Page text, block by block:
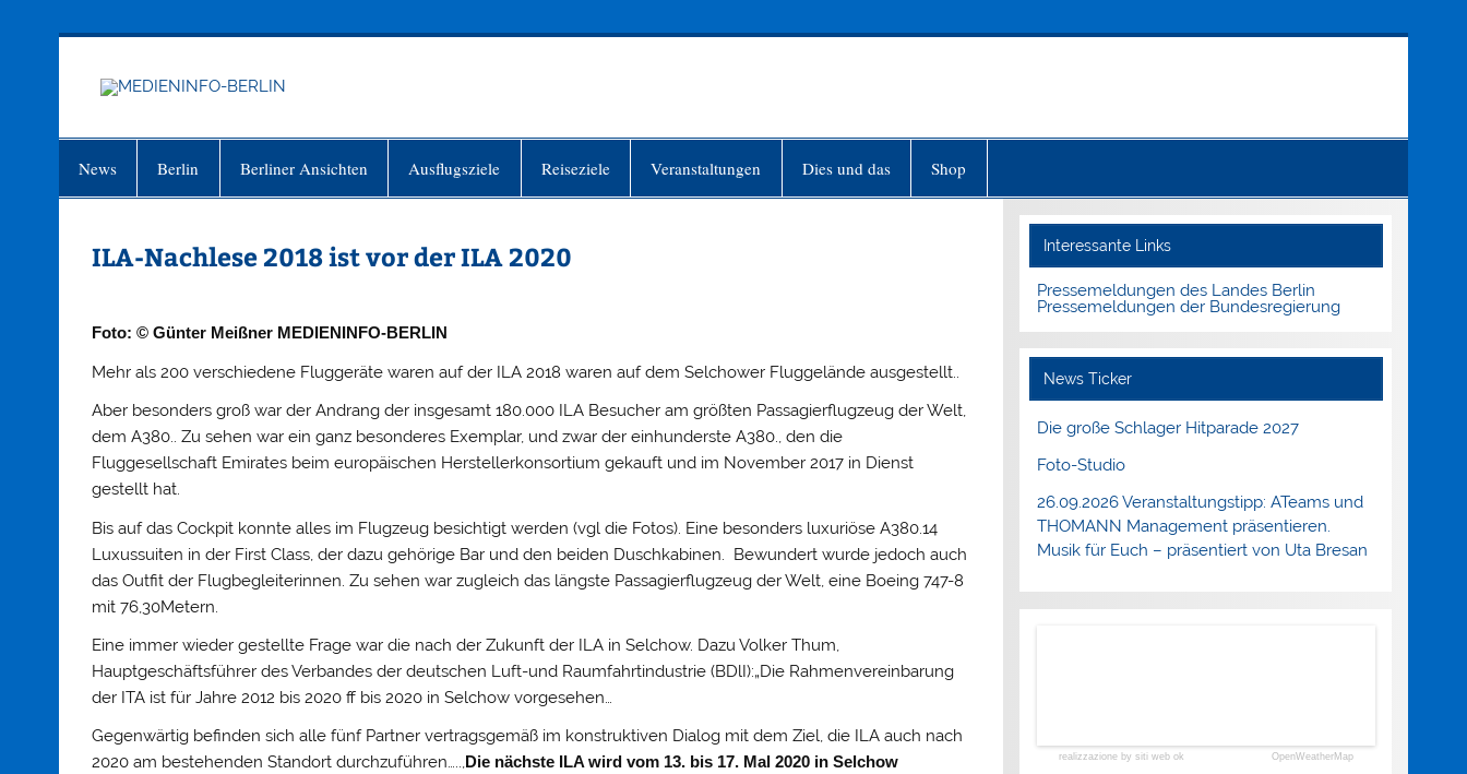
News Berlin Berliner Ansichten Ausflugsziele Reiseziele Veranstaltungen Dies und das Shop
ILA-Nachlese 2018 ist vor der ILA 2020
Foto: © Günter Meißner MEDIENINFO-BERLIN
Mehr als 200 verschiedene Fluggeräte waren auf der ILA 2018 waren auf dem Selchower Fluggelände ausgestellt..
Aber besonders groß war der Andrang der insgesamt 180.000 ILA Besucher am größten Passagierflugzeug der Welt,
dem A380.. Zu sehen war ein ganz besonderes Exemplar, und zwar der einhunderste A380., den die
Fluggesellschaft Emirates beim europäischen Herstellerkonsortium gekauft und im November 2017 in Dienst
gestellt hat.
Bis auf das Cockpit konnte alles im Flugzeug besichtigt werden (vgl die Fotos). Eine besonders luxuriöse A380.14
Luxussuiten in der First Class, der dazu gehörige Bar und den beiden Duschkabinen. Bewundert wurde jedoch auch
das Outfit der Flugbegleiterinnen. Zu sehen war zugleich das längste Passagierflugzeug der Welt, eine Boeing 747-8
mit 76,30Metern.
Eine immer wieder gestellte Frage war die nach der Zukunft der ILA in Selchow. Dazu Volker Thum,
Hauptgeschäftsführer des Verbandes der deutschen Luft-und Raumfahrtindustrie (BDlI):„Die Rahmenvereinbarung
der ITA ist für Jahre 2012 bis 2020 ff bis 2020 in Selchow vorgesehen…
Gegenwärtig befinden sich alle fünf Partner vertragsgemäß im konstruktiven Dialog mit dem Ziel, die ILA auch nach
2020 am bestehenden Standort durchzuführen…..,Die nächste ILA wird vom 13. bis 17. Mal 2020 in Selchow
Interessante Links
Pressemeldungen des Landes Berlin
Pressemeldungen der Bundesregierung
News Ticker
Die große Schlager Hitparade 2027
Foto-Studio
26.09.2026 Veranstaltungstipp: ATeams und
THOMANN Management präsentieren.
Musik für Euch – präsentiert von Uta Bresan
realizzazione by siti web ok OpenWeatherMap